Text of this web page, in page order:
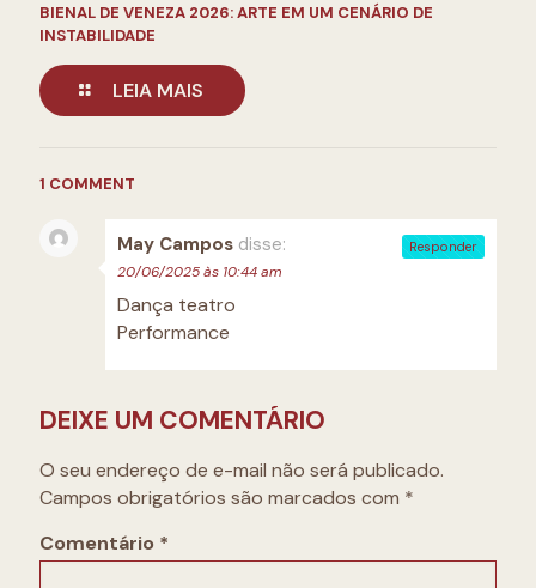
BIENAL DE VENEZA 2026: ARTE EM UM CENÁRIO DE
INSTABILIDADE
LEIA MAIS
1 COMMENT
May Campos disse:
20/06/2025 às 10:44 am
Dança teatro
Performance
Responder
DEIXE UM COMENTÁRIO
O seu endereço de e-mail não será publicado.
Campos obrigatórios são marcados com *
Comentário *